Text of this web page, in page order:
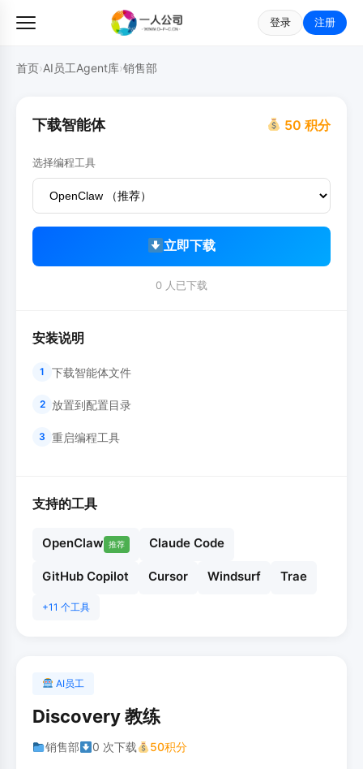
登录 注册
首页›AI员工Agent库›销售部
AI员工
Discovery 教练
销售部 0 次下载 50积分
下载智能体 50 积分
选择编程工具
立即下载
0 人已下载
安装说明
1 下载智能体文件
2 放置到配置目录
3 重启编程工具
支持的工具
OpenClaw 推荐 Claude Code
GitHub Copilot Cursor Windsurf Trae
+11 个工具